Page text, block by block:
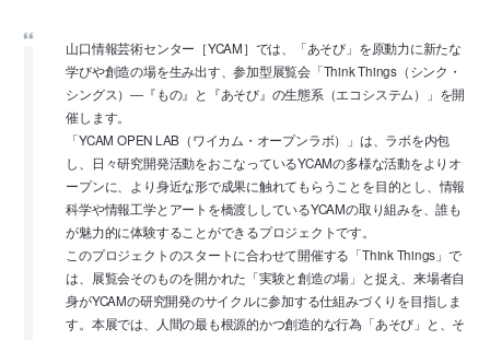
山口情報芸術センター［YCAM］では、「あそび」を原動力に新たな
学びや創造の場を生み出す、参加型展覧会「Think Things（シンク・
シングス）―『もの』と『あそび』の生態系（エコシステム）」を開
催します。
「YCAM OPEN LAB（ワイカム・オープンラボ）」は、ラボを内包
し、日々研究開発活動をおこなっているYCAMの多様な活動をよりオ
ープンに、より身近な形で成果に触れてもらうことを目的とし、情報
科学や情報工学とアートを橋渡ししているYCAMの取り組みを、誰も
が魅力的に体験することができるプロジェクトです。
このプロジェクトのスタートに合わせて開催する「Think Things」で
は、展覧会そのものを開かれた「実験と創造の場」と捉え、来場者自
身がYCAMの研究開発のサイクルに参加する仕組みづくりを目指しま
す。本展では、人間の最も根源的かつ創造的な行為「あそび」と、そ